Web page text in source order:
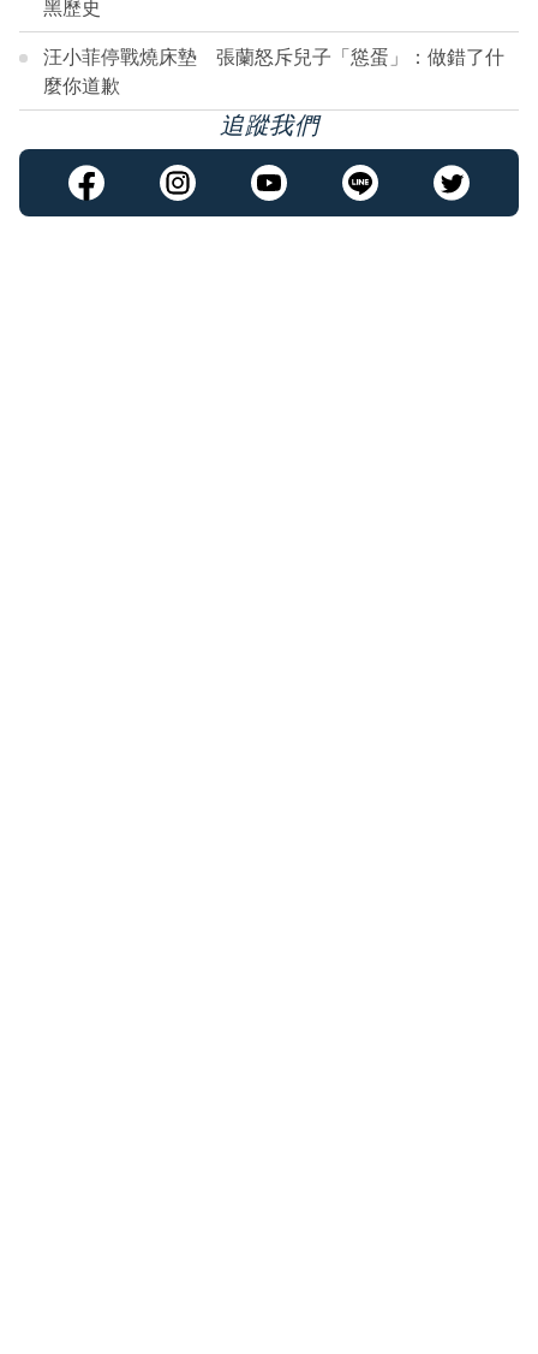
黑歷史
汪小菲停戰燒床墊 張蘭怒斥兒子「慫蛋」：做錯了什
麼你道歉
追蹤我們